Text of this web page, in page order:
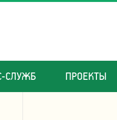
СЛУЖБ ПРОЕКТЫ